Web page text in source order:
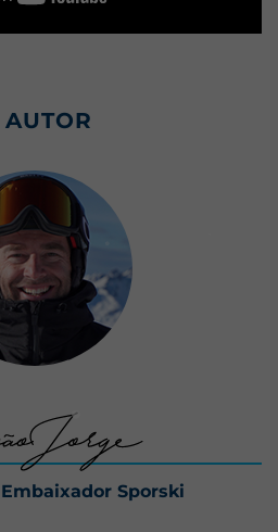
AUTOR
Sporski